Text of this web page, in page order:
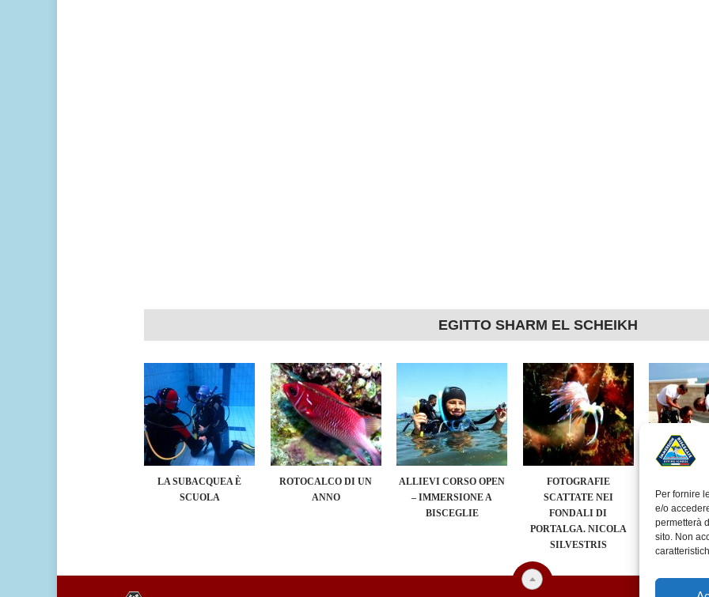
Per fornire
e/o
permetterà
sito. Non
EGITTO SHARM EL SCHEIKH
LA SUBACQUEA È
SCUOLA
ROTOCALCO DI UN
ANNO
ALLIEVI CORSO OPEN
– IMMERSIONE A
BISCEGLIE
FOTOGRAFIE
SCATTATE NEI
FONDALI DI
PORTALGA. NICOLA
SILVESTRIS
EVENTO
SEA” A